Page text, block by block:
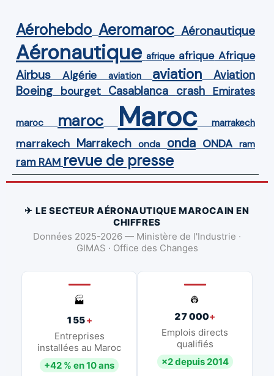
Aérohebdo Aeromaroc Aéronautique
Aéronautique afrique afrique Afrique
Airbus Algérie aviation aviation Aviation
Boeing bourget Casablanca crash Emirates
maroc maroc Maroc marrakech
marrakech Marrakech onda onda ONDA ram
ram RAM revue de presse
✈ LE SECTEUR AÉRONAUTIQUE MAROCAIN EN
CHIFFRES
Données 2025-2026 — Ministère de l'Industrie ·
GIMAS · Office des Changes
🏭
155+
Entreprises
installées au Maroc
+42 % en 10 ans
👷
27 000+
Emplois directs
qualifiés
×2 depuis 2014